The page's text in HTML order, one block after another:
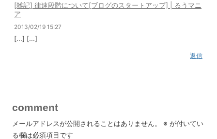
[雑記] 律速段階について[ブログのスタートアップ] | るうマニ
ア
2013/02/19 15:27
[...] [...]
返信
comment
メールアドレスが公開されることはありません。 ※ が付いてい
る欄は必須項目です